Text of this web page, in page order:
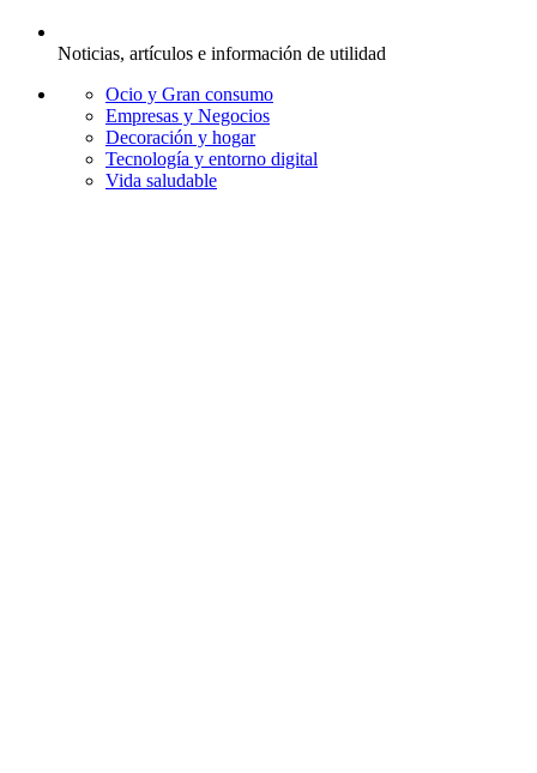
Noticias, artículos e información de utilidad
Ocio y Gran consumo
Empresas y Negocios
Decoración y hogar
Tecnología y entorno digital
Vida saludable